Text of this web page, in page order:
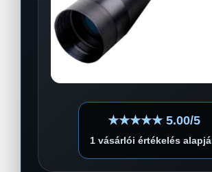
★★★★★ 5.00/5
1 vásárlói értékelés